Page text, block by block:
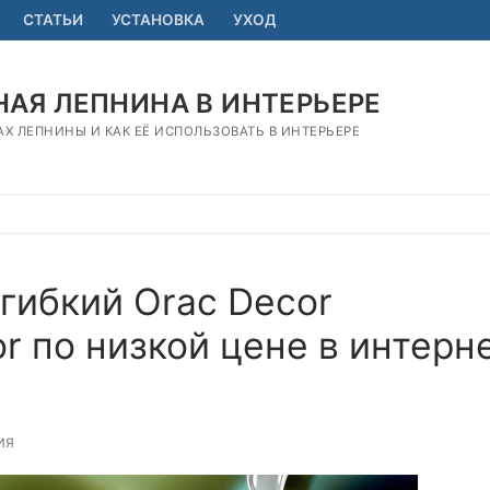
СТАТЬИ УСТАНОВКА УХОД
ЛЕПНИНА В ИНТЕРЬЕРЕ
ЛЕПНИНЫ И КАК ЕЁ ИСПОЛЬЗОВАТЬ В ИНТЕРЬЕРЕ
Orac Decor
по низкой цене в